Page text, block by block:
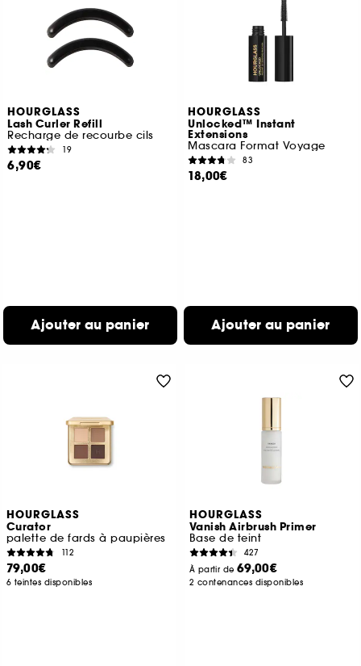
HOURGLASS
Lash Curler Refill
Recharge de recourbe cils
19
6,90€
Ajouter au panier
HOURGLASS
Unlocked™ Instant
Extensions
Mascara Format Voyage
83
18,00€
Ajouter au panier
HOURGLASS
Curator
palette de fards à paupières
112
79,00€
6 teintes disponibles
HOURGLASS
Vanish Airbrush Primer
Base de teint
427
À partir de 69,00€
2 contenances disponibles